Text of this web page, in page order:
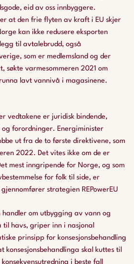
eid av oss innbyggere.
at den frie flyten av kraft i EU skjer
kan ikke redusere eksporten
til avtalebrudd, også
som er medlemsland og der
søkte varmesommeren 2021 om
lavt vannivå i magasinene.
vedtakene er juridisk bindende,
forordninger. Energiminister
ut fra de to første direktivene, som
2022. Det vites ikke om de er
mest inngripende for Norge, og som
for folk til side, er
strategien REPowerEU
om utbygging av vann og
til havs, griper inn i nasjonal
prinsipp for konsesjonsbehandling
konsesjonsbehandlinga skal kuttes til
i beste fall